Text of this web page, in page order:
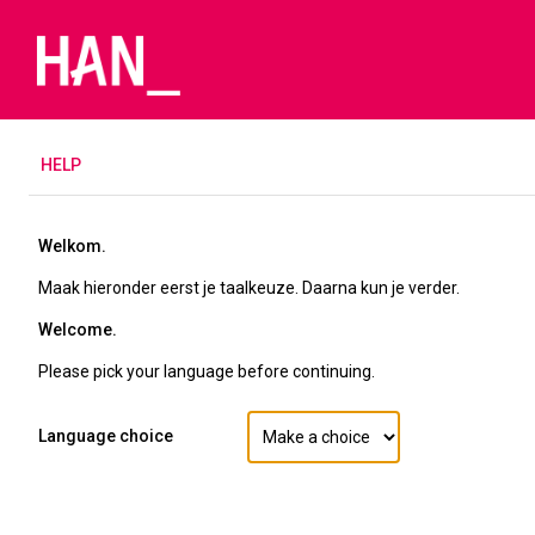
H ELP
Welkom.
Maak hieronder eerst je taalkeuze. Daarna kun je verder.
Welcome.
Please pick your language before continuing.
Language choice